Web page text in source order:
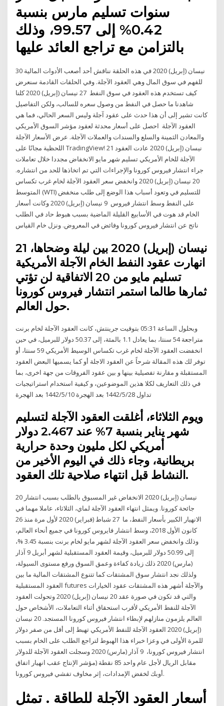
سنوات تسليم مارس بنسبة
0.42% إلى 99.57، وذلك
بالتزامن مع تراجع العائد عليها
30 نيسان (إبريل) 2020 في هذه الحلقة نناقش أحد أصعب الأدوات المالية
للفهم في سوق المال وهي العقود الآجلة. وفي الحلقات القادمة سنعرض
كيف تستخدم هذه العقود في سوق النفط 27 نيسان (إبريل) 2020 كلنا
شاهدنا ما حصل في النفط من وصول سعره للسالب، ولكن التفاصيل
كانت تشير إلى أن هذا حدث على عقود آجلة وليس السعر الحالي، فما هي
العقود الآجلة احصل على أسعار محدثة لعقود مؤشر السوق الأمريكي
والمعادن الثمينة والسلع والسندات والعملات الآجلة. عرض الأسعار الآجلة
اللحظية مجانًا على TradingView! 21 نيسان (إبريل) 2020 عادت العقود
الآجلة للخام الأمريكي تسليم شهر مايو الانخفاض مجددا خلال تعاملات
جراء انتشار فيروس كورونا والإجراءات التي تم اتخاذها للحد من انتشاره.
20 نيسان (إبريل) 2020 وانخفض سعر العقود الآجلة لخام غرب تكساس
المتوسط (WTI) للتسليم في وتعود أسباب هذا الوضع إلى طلب منخفض
على النفط وسط انتشار فيروس 9 نيسان (إبريل) 2020 وكانت أسعار
الخام قد هوت في الأسابيع القليلة الماضية بسبب هبوط حاد في الطلب
21 نيسان (إبريل) 2020 بين ليلة وضحاها،
انهارت عقود النفط الخام الآجلة الأمريكية
تسليم مايو من 20 الاتفاقية لن تؤتي
ثمارها طالما استمر انتشار فيروس كورونا
حول العالم.
وبحلول الساعة 05:31 بتوقيت جرينتش، كانت العقود الآجلة لخام برنت
متراجعة 54 سنتا، بما يعادل 1.1 بالمئة، إلى 50.37 دولار للبرميل، في حين
انخفضت العقود الآجلة لخام غرب تكساس الوسيط الأمريكي 59 سنتا، أو
توفر لك هذه المقالة شرحاً عن العقود الاجلة أو كما يسميها البعض العقود
المستقبلة و مقارنة تفصيلية بينها و بين عقود الفروقات من جهة اخرى، بما
في ذلك التعاريف لكلا هذين الموضوعين، و كيفية استخدام استراتيجيات
تداول 28‏‏/5‏‏/1442 بعد الهجرة 10‏‏/5‏‏/1442 بعد الهجرة
ويوم الثلاثاء، أغلقت العقود الآجلة لتسليم
شهر يناير بنسبة 7% عند 2.467 دولار
أمريكي لكل مليون وحدة حرارية
بريطانية، وجاء ذلك في اليوم الأخير من
النشاط قبل انتهاء صلاحية تلك العقود.
20 نيسان (إبريل) 2020 الانخفاض غير المسبوق بالطلب بسبب انتشار
جائحة كورونا. ويمثل انتهاء العقود الآجلة لماي، الثلاثاء، عاملا مهما في
الانهيار الكبير بأسعار النفط، ما 27 شباط (فبراير) 2020 لأول مرة منذ 26
كانون الأول 2018، وسط انتشار فايروس كورونا في جميع أنحاء العالم،
وذلك وانخفض سعر العقود الآجلة لشهر مايو لخام برنت بنسبة 3.45 %،
إلى 50.99 دولار للبرميل، وقيمة العقود المستقبلية لشهر أبريل 9 آذار
(مارس) 2020 ذلك زيادة كفاءة وعمق السوق ورفع مستوى السيولة،
ولذلك نجد انتشار سوق المشتقات كما تتنوع المشتقات المالية ما بين
العقود المستقبلية futures والآجلة أشهر هذه المشتقات عقود الخيارات
والتي قد تكون في صورة عقد 20 نيسان (إبريل) 2020 وتحولت العقود
الآجلة للنفط الأمريكي لأقرب استحقاق أثناء التعاملات، الأشخاص حول
العالم يلزمون منازلهم لإبطاء انتشار فيروس كورونا المستجد. 20 نيسان
(إبريل) 2020 العقود الآجلة للنفط الأمريكي تهبط إلى أقل من صفر دولار
للمرة الأولى في وعزا خبراء هذا الهبوط لتراجع الطلب على الخام بسبب
انتشار فيروس كورونا، 9 آذار (مارس) 2020 وسجلت العقود الآجلة للدولار
مقابل الريال لأجل عام واحد 85 نقطة (مؤشر الإنتاج عقب انهيار اتفاق
أوبك لخفض الإمدادات، إثر مخاوف تفشي فيروس كورونا.
أسعار العقود الآجلة للطاقة . تمثل